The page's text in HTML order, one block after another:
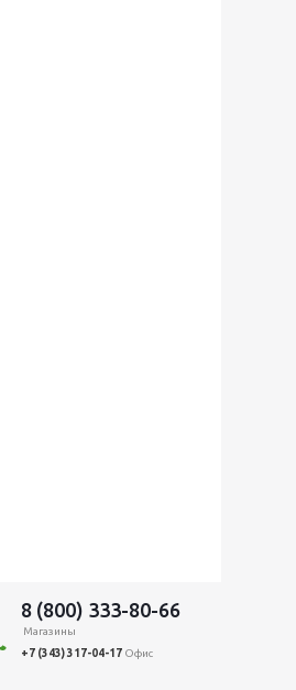
8 (800) 333-80-66
Магазины
+7 (343) 317-04-17 Офис